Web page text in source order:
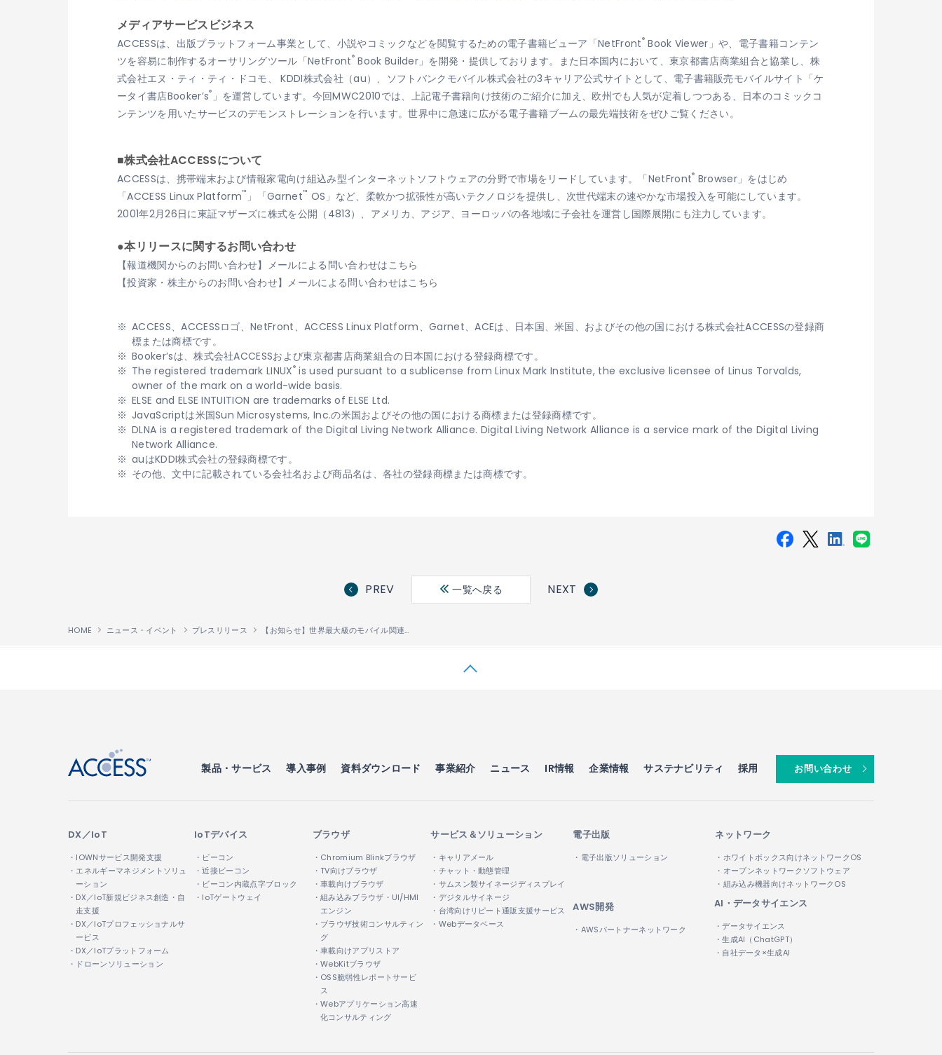
メディアサービスビジネス
ACCESSは、出版プラットフォーム事業として、小説やコミックなどを閲覧するための電子書籍ビューア「NetFront®Book Viewer」や、電子書籍コンテン
ツを容易に制作するオーサリングツール「NetFront®Book Builder」を開発・提供しております。また日本国内において、東京都書店商業組合と協業し、株
式会社エヌ・ティ・ティ・ドコモ、 KDDI株式会社（au）、ソフトバンクモバイル株式会社の3キャリア公式サイトとして、電子書籍販売モバイルサイト「ケ
ータイ書店Booker’s® 」を運営しています。今回MWC2010では、上記電子書籍向け技術のご紹介に加え、欧州でも人気が定着しつつある、日本のコミックコ
ンテンツを用いたサービスのデモンストレーションを行います。世界中に急速に広がる電子書籍ブームの最先端技術をぜひご覧ください。
■株式会社ACCESSについて
ACCESSは、携帯端末および情報家電向け組込み型インターネットソフトウェアの分野で市場をリードしています。「NetFront® Browser」をはじめ
「ACCESS Linux Platform™ 」「Garnet™ OS」など、柔軟かつ拡張性が高いテクノロジを提供し、次世代端末の速やかな市場投入を可能にしています。
2001年2月26日に東証マザーズに株式を公開（4813）、アメリカ、アジア、ヨーロッパの各地域に子会社を運営し国際展開にも注力しています。
●本リリースに関するお問い合わせ
【報道機関からのお問い合わせ】メールによる問い合わせはこちら
【投資家・株主からのお問い合わせ】メールによる問い合わせはこちら
ACCESS、ACCESSロゴ、NetFront、ACCESS Linux Platform、Garnet、ACEは、日本国、米国、およびその他の国における株式会社ACCESSの登録商
標または商標です。
Booker’sは、株式会社ACCESSおよび東京都書店商業組合の日本国における登録商標です。
The registered trademark LINUX®is used pursuant to a sublicense from Linux Mark Institute, the exclusive licensee of Linus Torvalds,
owner of the mark on a world-wide basis.
ELSE and ELSE INTUITION are trademarks of ELSE Ltd.
JavaScriptは米国Sun Microsystems, Inc.の米国およびその他の国における商標または登録商標です。
DLNA is a registered trademark of the Digital Living Network Alliance. Digital Living Network Alliance is a service mark of the Digital Living
Network Alliance.
auはKDDI株式会社の登録商標です。
その他、文中に記載されている会社名および商品名は、各社の登録商標または商標です。
PREV 一覧へ戻る NEXT
HOME ニュース・イベント プレスリリース 【お知らせ】世界最大級のモバイル関連の展示会 「GSMA Mobile World Congress 2010」に出展
製品・サービス 導入事例 資料ダウンロード 事業紹介 ニュース IR情報 企業情報 サステナビリティ 採用 お問い合わせ
DX／IoT
・IOWNサービス開発支援
・エネルギーマネジメントソリュ
ーション
・DX／IoT新規ビジネス創造・自
走支援
・DX／IoTプロフェッショナルサ
ービス
・DX／IoTプラットフォーム
・ドローンソリューション
IoTデバイス
・ビーコン
・近接ビーコン
・ビーコン内蔵点字ブロック
・IoTゲートウェイ
ブラウザ
・Chromium Blinkブラウザ
・TV向けブラウザ
・車載向けブラウザ
・組み込みブラウザ・UI/HMI
エンジン
・ブラウザ技術コンサルティン
グ
・車載向けアプリストア
・WebKitブラウザ
・OSS脆弱性レポートサービ
ス
・Webアプリケーション高速
化コンサルティング
サービス＆ソリューション
・キャリアメール
・チャット・動態管理
・サムスン製サイネージディスプレイ
・デジタルサイネージ
・台湾向けリピート通販支援サービス
・Webデータベース
電子出版
・電子出版ソリューション
ネットワーク
・ホワイトボックス向けネットワークOS
・オープンネットワークソフトウェア
・組み込み機器向けネットワークOS
AWS開発
・AWSパートナーネットワーク
AI・データサイエンス
・データサイエンス
・生成AI（ChatGPT）
・自社データ×生成AI